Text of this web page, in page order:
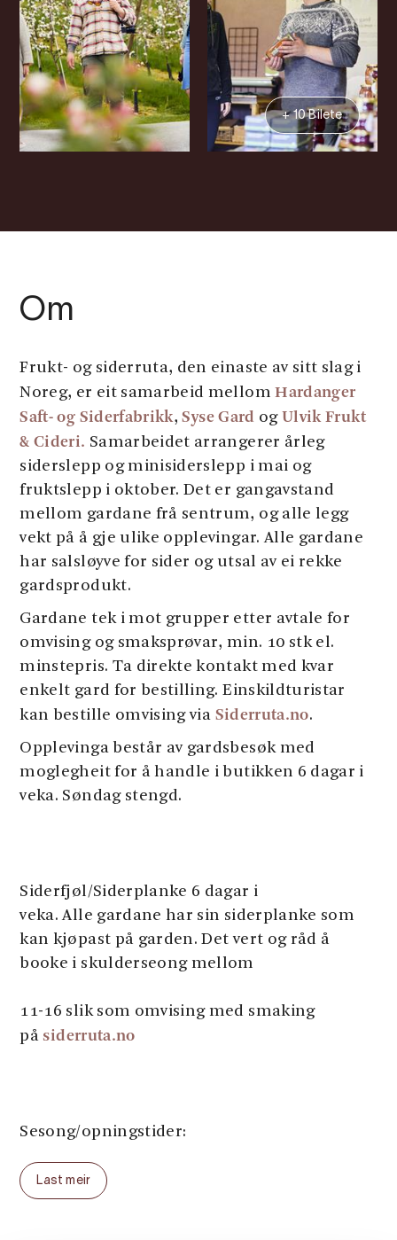
+ 10 Bilete
Om
Frukt- og siderruta, den einaste av sitt slag i
Noreg, er eit samarbeid mellomHardanger
Saft- og Siderfabrikk,Syse Gard ogUlvik Frukt
& Cideri. Samarbeidet arrangerer årleg
siderslepp og minisiderslepp i mai og
fruktslepp i oktober. Det er gangavstand
mellom gardane frå sentrum, og alle legg
vekt på å gje ulike opplevingar. Alle gardane
har salsløyve for sider og utsal av ei rekke
gardsprodukt.
Gardane tek i mot grupper etter avtale for
omvising og smaksprøvar, min. 10 stk el.
minstepris. Ta direkte kontakt med kvar
enkelt gard for bestilling. Einskildturistar
kan bestille omvising via Siderruta.no.
Opplevinga består av gardsbesøk med
moglegheit for å handle i butikken 6 dagar i
veka. Søndag stengd.
Siderfjøl/Siderplanke 6 dagar i
veka. Alle gardane har sin siderplanke som
kan kjøpast på garden. Det vert og råd å
booke i skulderseong mellom
11-16 slik som omvising med smaking
på siderruta.no
Sesong/opningstider:
Påske til jul: Alle gardane har ope 6 dagar i
veka.Last meir